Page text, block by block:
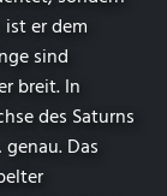
er dem
sind
breit. In
des Saturns
Das